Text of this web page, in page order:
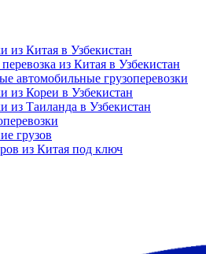
из Китая в Узбекистан
из Китая в Узбекистан
автомобильные грузоперевозки
из Кореи в Узбекистан
из Таиланда в Узбекистан
грузов
из Китая под ключ